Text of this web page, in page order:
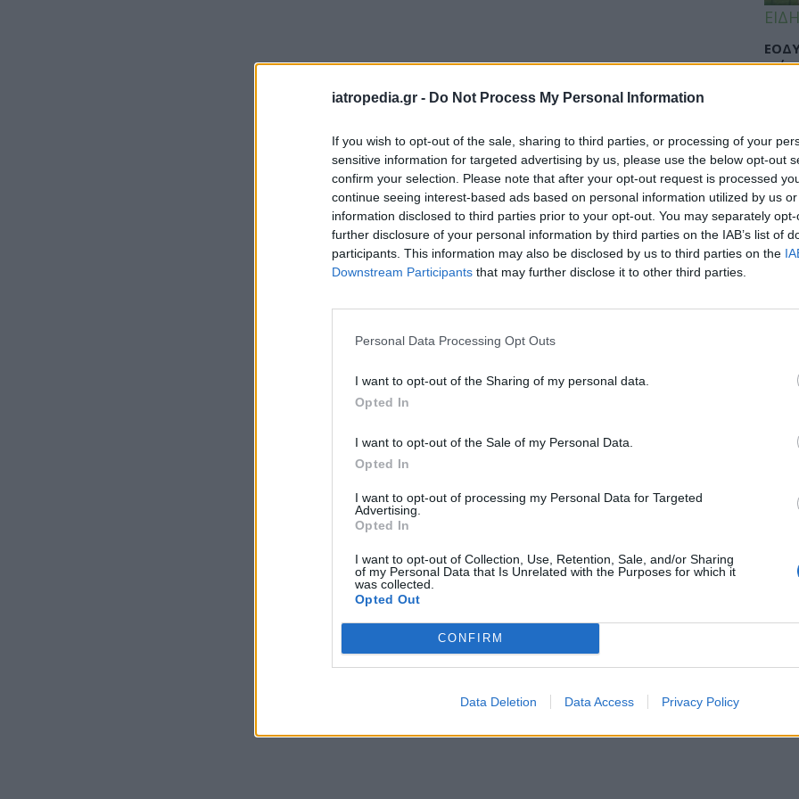
iatropedia.gr - Do Not Process My Personal Information
If you wish to opt-out of the sale, sharing to third parties, or processing of your
sensitive information for targeted advertising by us, please use the below opt-out
confirm your selection. Please note that after your opt-out request is processed
continue seeing interest-based ads based on personal information utilized by us
information disclosed to third parties prior to your opt-out. You may separately
further disclosure of your personal information by third parties on the IAB’s list of
participants. This information may also be disclosed by us to third parties on the
Downstream Participants that may further disclose it to other third parties.
Personal Data Processing Opt Outs
I want to opt-out of the Sharing of my personal data.
Opted In
I want to opt-out of the Sale of my Personal Data.
Opted In
I want to opt-out of processing my Personal Data for Targeted
Advertising.
Opted In
I want to opt-out of Collection, Use, Retention, Sale, and/or Sharing
of my Personal Data that Is Unrelated with the Purposes for which it
was collected.
Opted Out
CONFIRM
Data Deletion Data Access Privacy Policy
5